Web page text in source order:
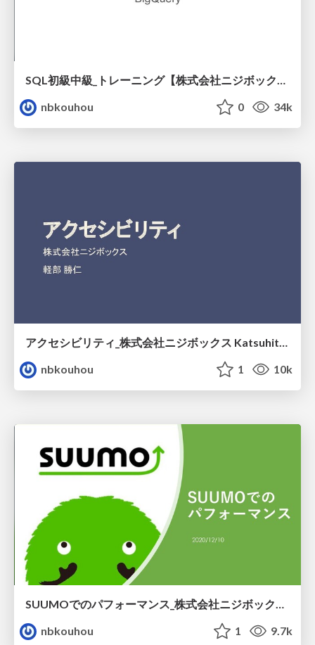
SQL初級中級_トレーニング【株式会社ニジボックス】
nbkouhou
0 34k
nbkouhou
1 10k
SUUMOでのパフォーマンス_株式会社ニジボックス Satoshi Arai
nbkouhou
1 9.7k